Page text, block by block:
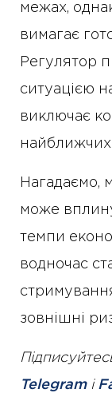
межах,
вимагає
Регулятор
ситуацією
виключає
найближчих
Нагадаємо,
може
темпи
водночас
зовнішні
Telegramі